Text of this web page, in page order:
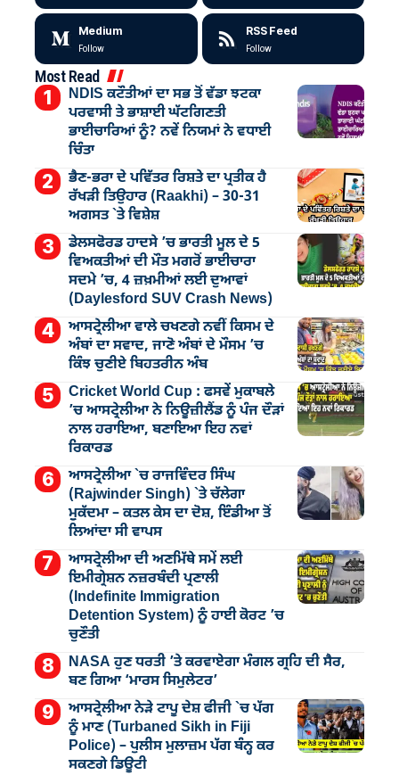
Medium
Follow
RSS Feed
Follow
Most Read
NDIS ਕਟੌਤੀਆਂ ਦਾ ਸਭ ਤੋਂ ਵੱਡਾ ਝਟਕਾ
ਪਰਵਾਸੀ ਤੇ ਭਾਸ਼ਾਈ ਘੱਟਗਿਣਤੀ
ਭਾਈਚਾਰਿਆਂ ਨੂੰ? ਨਵੇਂ ਨਿਯਮਾਂ ਨੇ ਵਧਾਈ
ਚਿੰਤਾ
ਭੈਣ-ਭਰਾ ਦੇ ਪਵਿੱਤਰ ਰਿਸ਼ਤੇ ਦਾ ਪ੍ਰਤੀਕ ਹੈ
ਰੱਖੜੀ ਤਿਉਹਾਰ (Raakhi) – 30-31
ਅਗਸਤ `ਤੇ ਵਿਸ਼ੇਸ਼
ਡੇਲਸਫੋਰਡ ਹਾਦਸੇ ’ਚ ਭਾਰਤੀ ਮੂਲ ਦੇ 5
ਵਿਅਕਤੀਆਂ ਦੀ ਮੌਤ ਮਗਰੋਂ ਭਾਈਚਾਰਾ
ਸਦਮੇ ’ਚ, 4 ਜ਼ਖ਼ਮੀਆਂ ਲਈ ਦੁਆਵਾਂ
(Daylesford SUV Crash News)
ਆਸਟ੍ਰੇਲੀਆ ਵਾਲੇ ਚਖਣਗੇ ਨਵੀਂ ਕਿਸਮ ਦੇ
ਅੰਬਾਂ ਦਾ ਸਵਾਦ, ਜਾਣੋ ਅੰਬਾਂ ਦੇ ਮੌਸਮ ’ਚ
ਕਿੰਝ ਚੁਣੀਏ ਬਿਹਤਰੀਨ ਅੰਬ
Cricket World Cup : ਫਸਵੇਂ ਮੁਕਾਬਲੇ
’ਚ ਆਸਟ੍ਰੇਲੀਆ ਨੇ ਨਿਊਜ਼ੀਲੈਂਡ ਨੂੰ ਪੰਜ ਦੌੜਾਂ
ਨਾਲ ਹਰਾਇਆ, ਬਣਾਇਆ ਇਹ ਨਵਾਂ
ਰਿਕਾਰਡ
ਆਸਟ੍ਰੇਲੀਆ `ਚ ਰਾਜਵਿੰਦਰ ਸਿੰਘ
(Rajwinder Singh) `ਤੇ ਚੱਲੇਗਾ
ਮੁੁਕੱਦਮਾ – ਕਤਲ ਕੇਸ ਦਾ ਦੋਸ਼, ਇੰਡੀਆ ਤੋਂ
ਲਿਆਂਦਾ ਸੀ ਵਾਪਸ
ਆਸਟ੍ਰੇਲੀਆ ਦੀ ਅਣਮਿੱਥੇ ਸਮੇਂ ਲਈ
ਇਮੀਗ੍ਰੇਸ਼ਨ ਨਜ਼ਰਬੰਦੀ ਪ੍ਰਣਾਲੀ
(Indefinite Immigration
Detention System) ਨੂੰ ਹਾਈ ਕੋਰਟ ’ਚ
ਚੁਣੌਤੀ
NASA ਹੁਣ ਧਰਤੀ ’ਤੇ ਕਰਵਾਏਗਾ ਮੰਗਲ ਗ੍ਰਹਿ ਦੀ ਸੈਰ,
ਬਣ ਗਿਆ ‘ਮਾਰਸ ਸਿਮੁਲੇਟਰ’
ਆਸਟ੍ਰੇਲੀਆ ਨੇੜੇ ਟਾਪੂ ਦੇਸ਼ ਫੀਜੀ `ਚ ਪੱਗ
ਨੂੰ ਮਾਣ (Turbaned Sikh in Fiji
Police) – ਪੁਲੀਸ ਮੁਲਾਜ਼ਮ ਪੱਗ ਬੰਨ੍ਹ ਕਰ
ਸਕਣਗੇ ਡਿਊਟੀ